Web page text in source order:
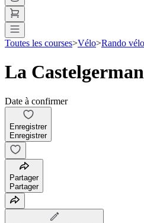
Toutes les courses>Vélo>Rando
La
Date à confirmer
Enregistrer
Enregistrer
Partager
Partager